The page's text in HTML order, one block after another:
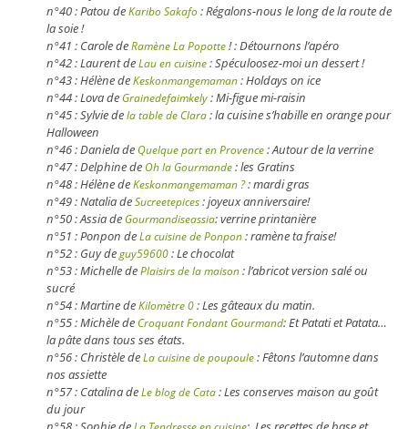
n°40 : Patou deKaribo Sakafo: Régalons-nous le long de la route de
la soie !
n°41 : Carole deRamène La Popotte! : Détournons l’apéro
n°42 : Laurent deLau en cuisine: Spéculoosez-moi un dessert !
n°43 : Hélène deKeskonmangemaman: Holdays on ice
n°44 : Lova de Grainedefaimkely: Mi-figue mi-raisin
n°45 : Sylvie dela table de Clara: la cuisine s’habille en orange pour
Halloween
n°46 : Daniela de Quelque part en Provence: Autour de la verrine
n°47 : Delphine de Oh la Gourmande: les Gratins
n°48 : Hélène deKeskonmangemaman ?: mardi gras
n°49 : Natalia deSucreetepices: joyeux anniversaire!
n°50 : Assia de Gourmandiseassia: verrine printanière
n°51 : Ponpon deLa cuisine de Ponpon: ramène ta fraise!
n°52 : Guy deguy59600: Le chocolat
n°53 : Michelle dePlaisirs de la maison: l’abricot version salé ou
sucré
n°54 : Martine deKilomètre 0: Les gâteaux du matin.
n°55 : Michèle de Croquant Fondant Gourmand: Et Patati et Patata…
la pâte dans tous ses états.
n°56 : Christèle deLa cuisine de poupoule: Fêtons l’automne dans
nos assiette
n°57 : Catalina deLe blog de Cata: Les conserves maison au goût
du jour